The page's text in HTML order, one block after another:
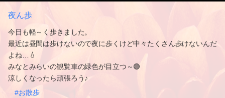
夜ん歩
今日も軽～く歩きました。
最近は昼間は歩けないので夜に歩くけど中々たくさん歩けないんだ
よね…💧
みなとみらいの観覧車の緑色が目立つ～🟢
涼しくなったら頑張ろう♪
#お散歩